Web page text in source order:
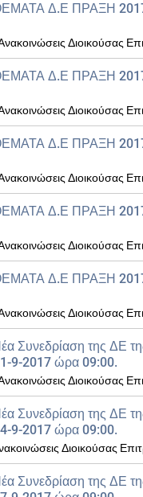
Δ.Ε ΠΡΑΞΗ
Διοικούσας
Δ.Ε ΠΡΑΞΗ
Διοικούσας
Δ.Ε ΠΡΑΞΗ
Διοικούσας
Δ.Ε ΠΡΑΞΗ
Διοικούσας
Δ.Ε ΠΡΑΞΗ
Διοικούσας
Συνεδρίαση της ΔΕ
9-2017 ώρα 09:00.
Διοικούσας
Συνεδρίαση της ΔΕ
9-2017 ώρα 09:00.
Διοικούσας
Συνεδρίαση της ΔΕ